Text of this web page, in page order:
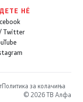
НÉ
Twitter
Политика за колачиња
© 2026 ТВ Алфа